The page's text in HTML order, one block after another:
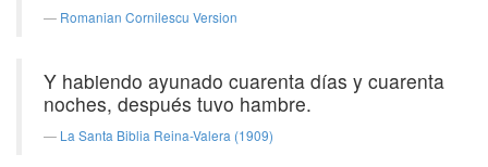
Romanian Cornilescu Version
Y habiendo ayunado cuarenta días y cuarenta
noches, después tuvo hambre.
La Santa Biblia Reina-Valera (1909)